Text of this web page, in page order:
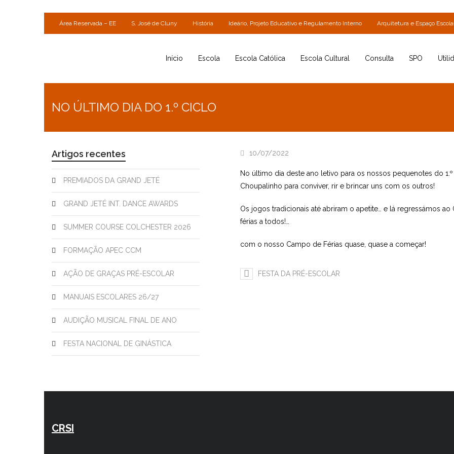
Área Reservada – EE S. José de Cluny História Ideário, Projeto Educativo e Regulamento Interno Arquitetura e Espaço
Início Escola Escola Católica Escola Cultural Consulta SPO
NO ÚLTIMO DIA DO 1.º CICLO
10/07/2022
No último dia deste ano letivo para os nossos pequenotes do
Choupalinho para conviver, rir e brincar uns com os outros!
Os jogos tradicionais até abriram o apetite… e lá regressámos
férias a todos!…
com o nosso Campo de Férias quase, quase a começar!
FESTA DA PRÉ-ESCOLAR
Artigos recentes
PREMIADOS DA GRAND JETÉ
GRAND JETÉ INT. DANCE AWARDS
SUMMER COURSE COLCHESTER 2026
FORMAÇÃO APEC CCM
AÇÃO DE GRAÇAS PRÉ-ESCOLAR
MANUAIS ESCOLARES 26/27
AUDIÇÃO MUSICAL FINAL DE ANO
FESTA NACIONAL DE GINÁSTICA
CRSI